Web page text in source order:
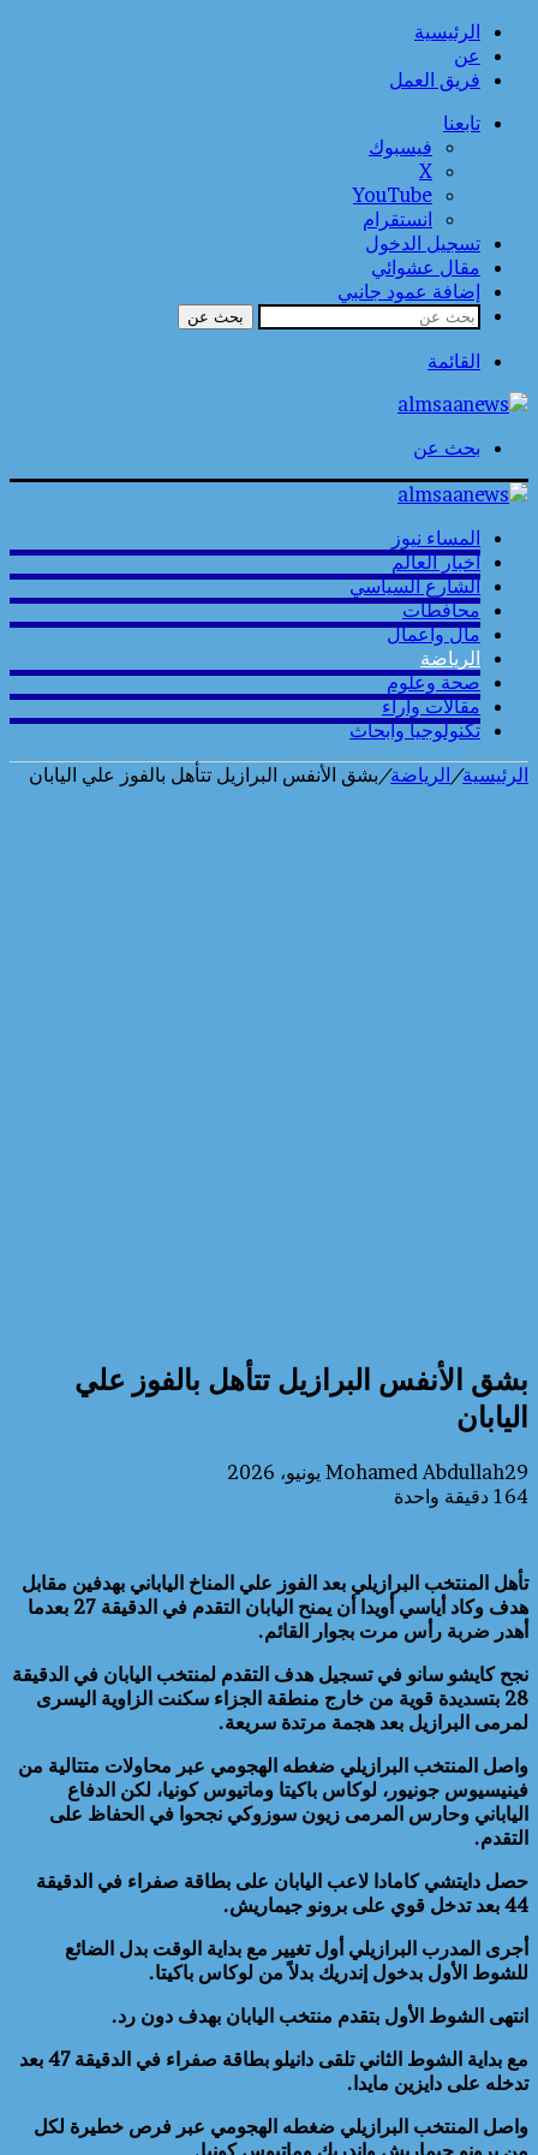
الرئيسية
عن
فريق العمل
تابعنا
فيسبوك
‫X
‫YouTube
انستقرام
تسجيل الدخول
مقال عشوائي
إضافة عمود جانبي
بحث عن
القائمة
بحث عن
المساء نيوز
أخبار العالم
الشارع السياسي
محافطات
مال واعمال
الرياضة
صحة وعلوم
مقالات وارآء
تكنولوجيا وابحاث
الرئيسية/الرياضة/بشق الأنفس البرازيل تتأهل بالفوز علي اليابان
بشق الأنفس البرازيل تتأهل بالفوز علي
اليابان
Mohamed Abdullah29 يونيو، 2026
164 دقيقة واحدة
تأهل المنتخب البرازيلي بعد الفوز علي المناخ الياباني بهدفين مقابل
هدف وكاد أياسي أويدا أن يمنح اليابان التقدم في الدقيقة 27 بعدما
أهدر ضربة رأس مرت بجوار القائم.
نجح كايشو سانو في تسجيل هدف التقدم لمنتخب اليابان في الدقيقة
28 بتسديدة قوية من خارج منطقة الجزاء سكنت الزاوية اليسرى
لمرمى البرازيل بعد هجمة مرتدة سريعة.
واصل المنتخب البرازيلي ضغطه الهجومي عبر محاولات متتالية من
فينيسيوس جونيور، لوكاس باكيتا وماتيوس كونيا، لكن الدفاع
الياباني وحارس المرمى زيون سوزوكي نجحوا في الحفاظ على
التقدم.
حصل دايتشي كامادا لاعب اليابان على بطاقة صفراء في الدقيقة
44 بعد تدخل قوي على برونو جيماريش.
أجرى المدرب البرازيلي أول تغيير مع بداية الوقت بدل الضائع
للشوط الأول بدخول إندريك بدلاً من لوكاس باكيتا.
انتهى الشوط الأول بتقدم منتخب اليابان بهدف دون رد.
مع بداية الشوط الثاني تلقى دانيلو بطاقة صفراء في الدقيقة 47 بعد
تدخله على دايزين مايدا.
واصل المنتخب البرازيلي ضغطه الهجومي عبر فرص خطيرة لكل
من برونو جيماريش وإندريك وماتيوس كونيا.